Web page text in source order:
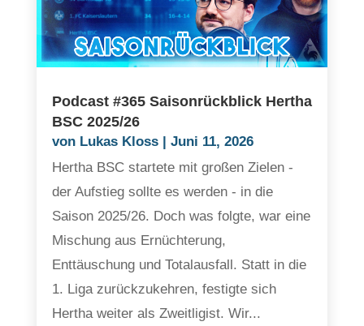
Podcast #365 Saisonrückblick Hertha
BSC 2025/26
von Lukas Kloss| Juni 11, 2026
Hertha BSC startete mit großen Zielen -
der Aufstieg sollte es werden - in die
Saison 2025/26. Doch was folgte, war eine
Mischung aus Ernüchterung,
Enttäuschung und Totalausfall. Statt in die
1. Liga zurückzukehren, festigte sich
Hertha weiter als Zweitligist. Wir...